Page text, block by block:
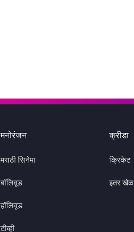
मनोरंजन
मराठी सिनेमा
बॉलिवूड
हॉलिवूड
टीव्ही
क्रीडा
क्रिकेट
इतर खेळ